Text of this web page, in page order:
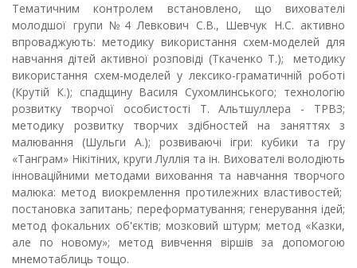
Тематичним контролем встановлено, що вихователі
молодшої групи №4 Левкович С.В., Шевчук Н.С. активно
впроваджують: методику використання схем-моделей для
навчання дітей активної розповіді (Ткаченко Т.); методику
використання схем-моделей у лексико-граматичній роботі
(Крутій К.); спадщину Василя Сухомлинського; технологію
розвитку творчої особистості Т. Альтшуллера - ТРВЗ;
методику розвитку творчих здібностей на заняттях з
малювання (Шульги А.); розвиваючі ігри: кубики та гру
«Танграм» Нікітіних, круги Луллія та ін. Вихователі володіють
інноваційними методами виховання та навчання творчого
малюка: метод виокремлення протилежних властивостей;
постановка запитань; переформатування; генерування ідей;
метод фокальних об'єктів; мозковий штурм; метод «Казки,
але по новому»; метод вивчення віршів за допомогою
мнемотаблиць тощо.